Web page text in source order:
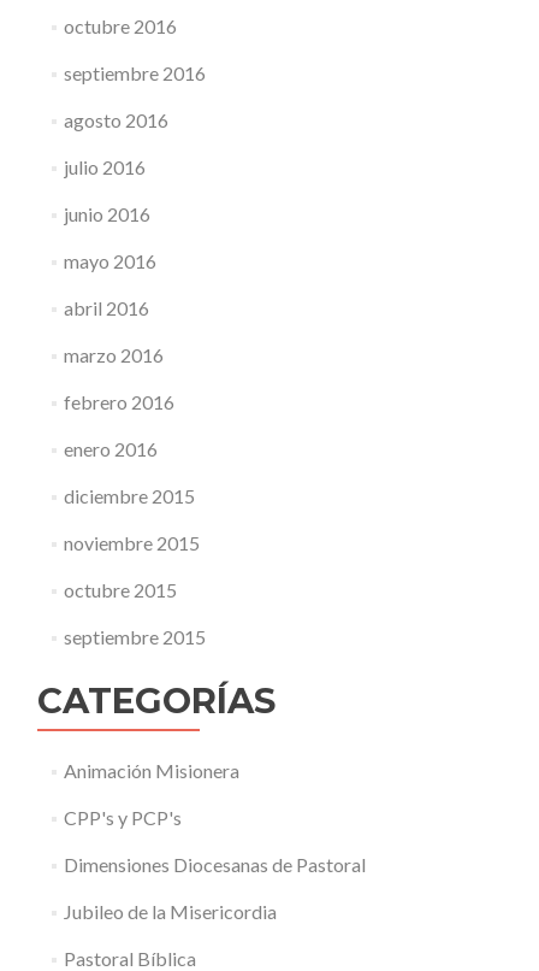
octubre 2016
septiembre 2016
agosto 2016
julio 2016
junio 2016
mayo 2016
abril 2016
marzo 2016
febrero 2016
enero 2016
diciembre 2015
noviembre 2015
octubre 2015
septiembre 2015
CATEGORÍAS
Animación Misionera
CPP's y PCP's
Dimensiones Diocesanas de Pastoral
Jubileo de la Misericordia
Pastoral Bíblica